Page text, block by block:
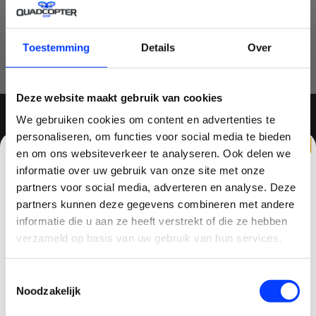
Toestemming Details Over
Deze website maakt gebruik van cookies
We gebruiken cookies om content en advertenties te
personaliseren, om functies voor social media te bieden
en om ons websiteverkeer te analyseren. Ook delen we
informatie over uw gebruik van onze site met onze
partners voor social media, adverteren en analyse. Deze
partners kunnen deze gegevens combineren met andere
informatie die u aan ze heeft verstrekt of die ze hebben
verzameld op basis van uw gebruik van hun services.
Noodzakelijk
JE BEOORDELING TOEVOEGEN
MELD JE AAN VOOR ONZE NIEUWSBRIEF
QUADCOPTER-SHOP
Contactgegevens
CLAIM KORTING OP JE EERSTE
BESTELLING!